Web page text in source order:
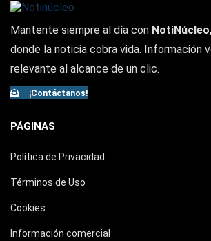
Mantente siempre al día con NotiNúcleo
donde la noticia cobra vida. Información
relevante al alcance de un clic.
¡Contáctanos!
PÁGINAS
Política de Privacidad
Términos de Uso
Cookies
Información comercial